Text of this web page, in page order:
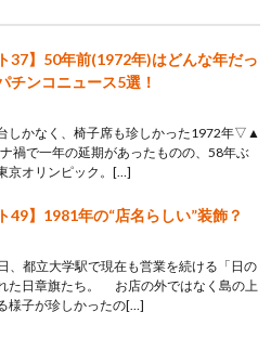
37】50年前(1972年)はどんな年だっ
ンコニュース5選！
しかなく、椅子席も珍しかった1972年▽▲
禍で一年の延期があったものの、58年ぶ
京オリンピック。[…]
49】1981年の“店名らしい”装飾？
都立大学駅で現在も営業を続ける「日の
た日章旗たち。 お店の外ではなく島の上
様子が珍しかったの[…]